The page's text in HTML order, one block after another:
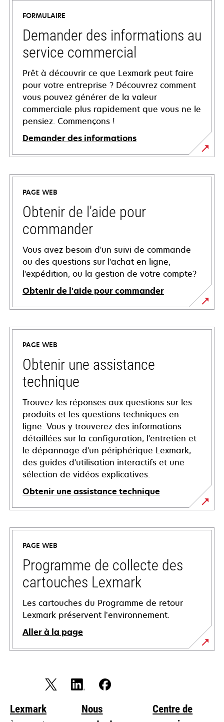
FORMULAIRE
Demander des informations au
service commercial
Prêt à découvrir ce que Lexmark peut faire
pour votre entreprise ? Découvrez comment
vous pouvez générer de la valeur
commerciale plus rapidement que vous ne le
pensiez. Commençons !
Demander des informations
PAGE WEB
Obtenir de l'aide pour
commander
Vous avez besoin d'un suivi de commande
ou des questions sur l'achat en ligne,
l'expédition, ou la gestion de votre compte?
Obtenir de l'aide pour commander
PAGE WEB
Obtenir une assistance
technique
Trouvez les réponses aux questions sur les
produits et les questions techniques en
ligne. Vous y trouverez des informations
détaillées sur la configuration, l'entretien et
le dépannage d'un périphérique Lexmark,
des guides d'utilisation interactifs et une
sélection de vidéos explicatives.
Obtenir une assistance technique
s’ouvre
dans
nouvel
onglet
PAGE WEB
Programme de collecte des
cartouches Lexmark
Les cartouches du Programme de retour
Lexmark préservent l’environnement.
Aller à la page
Lexmark
Nous
Centre de